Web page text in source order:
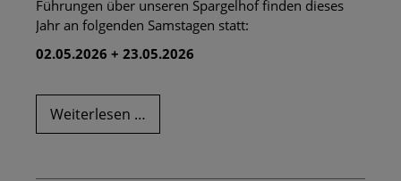
Führungen über unseren Spargelhof finden dieses
Jahr an folgenden Samstagen statt:
02.05.2026 + 23.05.2026
Weiterlesen …
über